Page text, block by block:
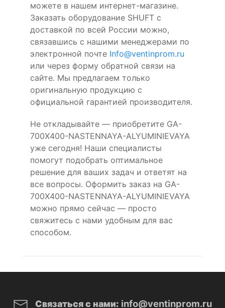
можете в нашем интернет-магазине.
Заказать оборудование SHUFT с
доставкой по всей России можно,
связавшись с нашими менеджерами по
электронной почте Info@ventinprom.ru
или через форму обратной связи на
сайте. Мы предлагаем только
оригинальную продукцию с
официальной гарантией производителя.
Не откладывайте — приобретите GA-
700X400-NASTENNAYA-ALYUMINIEVAYA
уже сегодня! Наши специалисты
помогут подобрать оптимальное
решение для ваших задач и ответят на
все вопросы. Оформить заказ на GA-
700X400-NASTENNAYA-ALYUMINIEVAYA
можно прямо сейчас — просто
свяжитесь с нами удобным для вас
способом.
Связаться с нами: info@ventinprom.ru